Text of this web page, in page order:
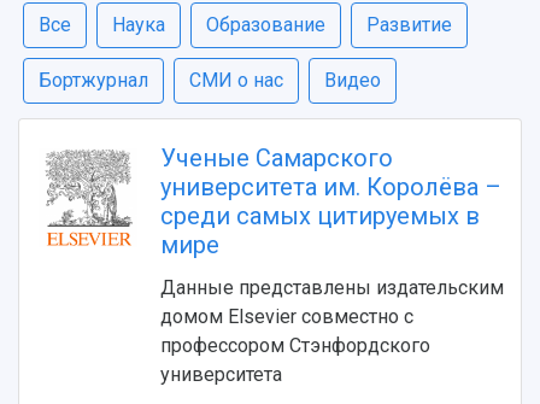
Все Наука Образование Развитие
Бортжурнал СМИ о нас Видео
Ученые Самарского
университета им. Королёва –
среди самых цитируемых в
мире
Данные представлены издательским
домом Elsevier совместно с
профессором Стэнфордского
университета